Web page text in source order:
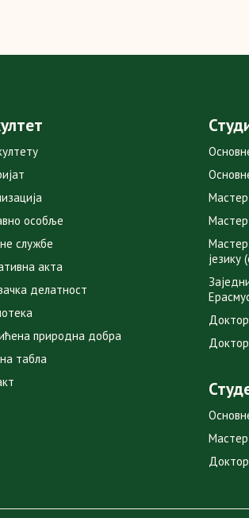
особље
службе
акта
делатност
природна добра
табла
Мастер
Мастер
језику